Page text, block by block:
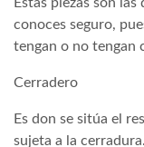
conoces seguro,
tengan o no tengan
Cerradero
Es don se sitúa el
sujeta a la